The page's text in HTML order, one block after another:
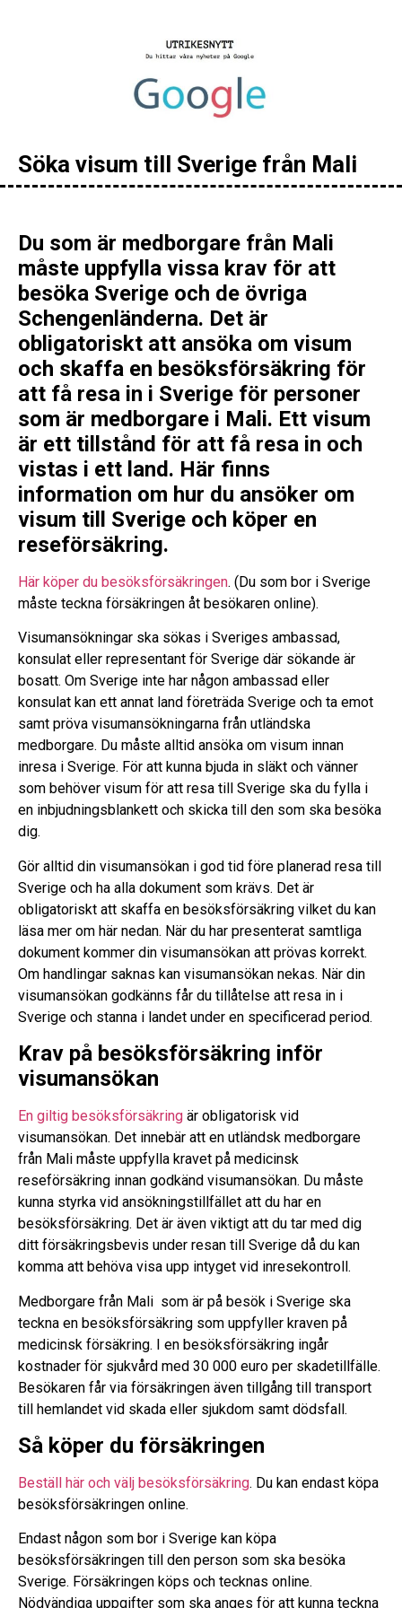
Söka visum till Sverige från Mali
Du som är medborgare från Mali
måste uppfylla vissa krav för att
besöka Sverige och de övriga
Schengenländerna. Det är
obligatoriskt att ansöka om visum
och skaffa en besöksförsäkring för
att få resa in i Sverige för personer
som är medborgare i Mali. Ett visum
är ett tillstånd för att få resa in och
vistas i ett land. Här finns
information om hur du ansöker om
visum till Sverige och köper en
reseförsäkring.
Här köper du besöksförsäkringen. (Du som bor i Sverige
måste teckna försäkringen åt besökaren online).
Visumansökningar ska sökas i Sveriges ambassad,
konsulat eller representant för Sverige där sökande är
bosatt. Om Sverige inte har någon ambassad eller
konsulat kan ett annat land företräda Sverige och ta emot
samt pröva visumansökningarna från utländska
medborgare. Du måste alltid ansöka om visum innan
inresa i Sverige. För att kunna bjuda in släkt och vänner
som behöver visum för att resa till Sverige ska du fylla i
en inbjudningsblankett och skicka till den som ska besöka
dig.
Gör alltid din visumansökan i god tid före planerad resa till
Sverige och ha alla dokument som krävs. Det är
obligatoriskt att skaffa en besöksförsäkring vilket du kan
läsa mer om här nedan. När du har presenterat samtliga
dokument kommer din visumansökan att prövas korrekt.
Om handlingar saknas kan visumansökan nekas. När din
visumansökan godkänns får du tillåtelse att resa in i
Sverige och stanna i landet under en specificerad period.
Krav på besöksförsäkring inför
visumansökan
En giltig besöksförsäkring är obligatorisk vid
visumansökan. Det innebär att en utländsk medborgare
från Mali måste uppfylla kravet på medicinsk
reseförsäkring innan godkänd visumansökan. Du måste
kunna styrka vid ansökningstillfället att du har en
besöksförsäkring. Det är även viktigt att du tar med dig
ditt försäkringsbevis under resan till Sverige då du kan
komma att behöva visa upp intyget vid inresekontroll.
Medborgare från Mali som är på besök i Sverige ska
teckna en besöksförsäkring som uppfyller kraven på
medicinsk försäkring. I en besöksförsäkring ingår
kostnader för sjukvård med 30 000 euro per skadetillfälle.
Besökaren får via försäkringen även tillgång till transport
till hemlandet vid skada eller sjukdom samt dödsfall.
Så köper du försäkringen
Beställ här och välj besöksförsäkring. Du kan endast köpa
besöksförsäkringen online.
Endast någon som bor i Sverige kan köpa
besöksförsäkringen till den person som ska besöka
Sverige. Försäkringen köps och tecknas online.
Nödvändiga uppgifter som ska anges för att kunna teckna